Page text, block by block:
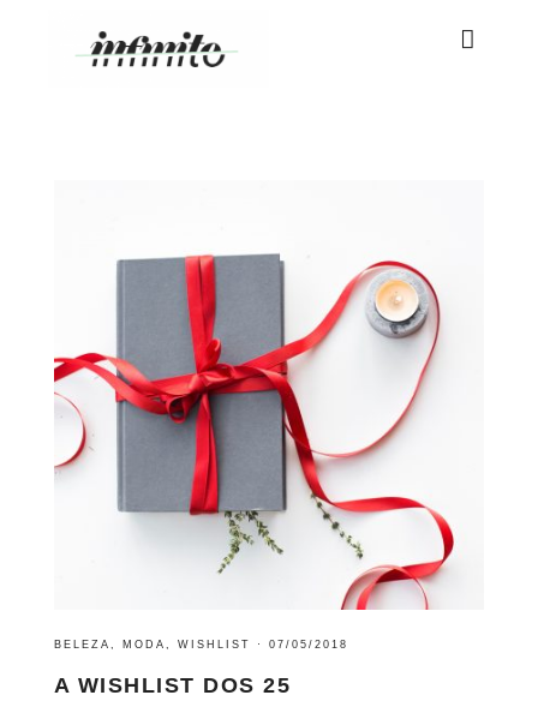
BELEZA , MODA , WISHLIST · 07/05/2018
A WISHLIST DOS 25